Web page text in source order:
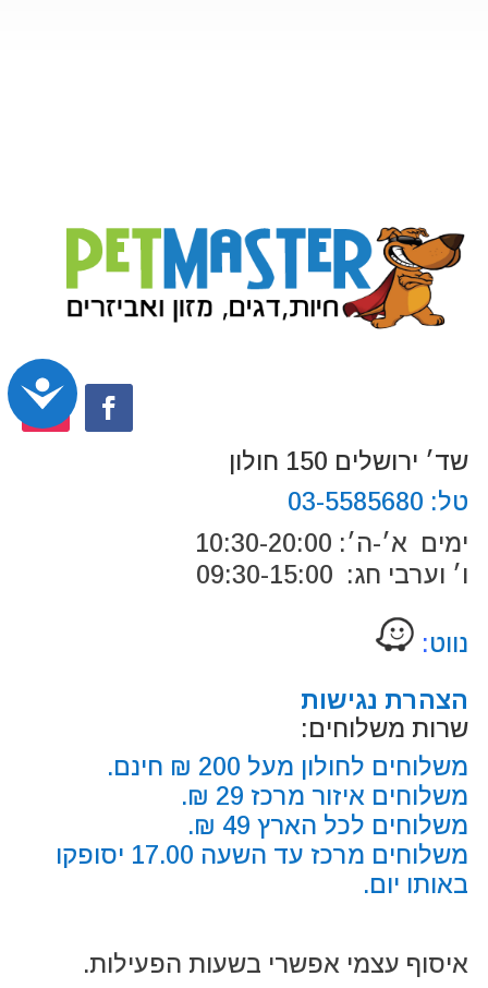
שד׳ ירושלים 150 חולון
טל: 03-5585680
ימים א׳-ה׳: 10:30-20:00
ו׳ וערבי חג: 09:30-15:00
נווט:
הצהרת נגישות
שרות משלוחים:
משלוחים לחולון מעל 200 ₪ חינם.
משלוחים איזור מרכז 29 ₪.
משלוחים לכל הארץ 49 ₪.
משלוחים מרכז עד השעה 17.00 יסופקו
באותו יום.
איסוף עצמי אפשרי בשעות הפעילות.